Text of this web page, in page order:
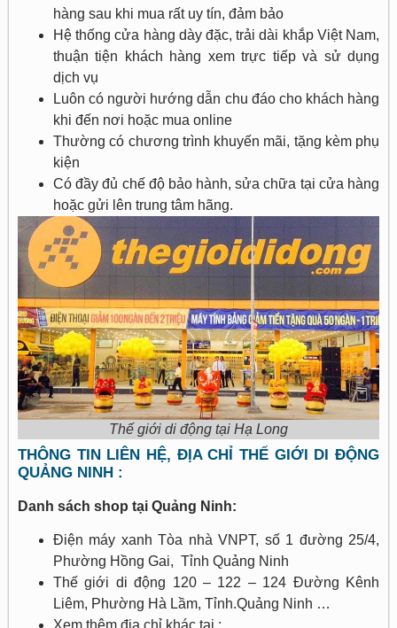
hàng sau khi mua rất uy tín, đảm bảo
Hệ thống cửa hàng dày đặc, trải dài khắp Việt Nam,
thuận tiện khách hàng xem trực tiếp và sử dụng
dịch vụ
Luôn có người hướng dẫn chu đáo cho khách hàng
khi đến nơi hoặc mua online
Thường có chương trình khuyến mãi, tặng kèm phụ
kiện
Có đầy đủ chế độ bảo hành, sửa chữa tại cửa hàng
hoặc gửi lên trung tâm hãng.
Thế giới di động tại Hạ Long
THÔNG TIN LIÊN HỆ, ĐỊA CHỈ THẾ GIỚI DI ĐỘNG
QUẢNG NINH :
Danh sách shop tại Quảng Ninh:
Điện máy xanh Tòa nhà VNPT, số 1 đường 25/4,
Phường Hồng Gai, Tỉnh Quảng Ninh
Thế giới di động 120 – 122 – 124 Đường Kênh
Liêm, Phường Hà Lầm, Tỉnh.Quảng Ninh …